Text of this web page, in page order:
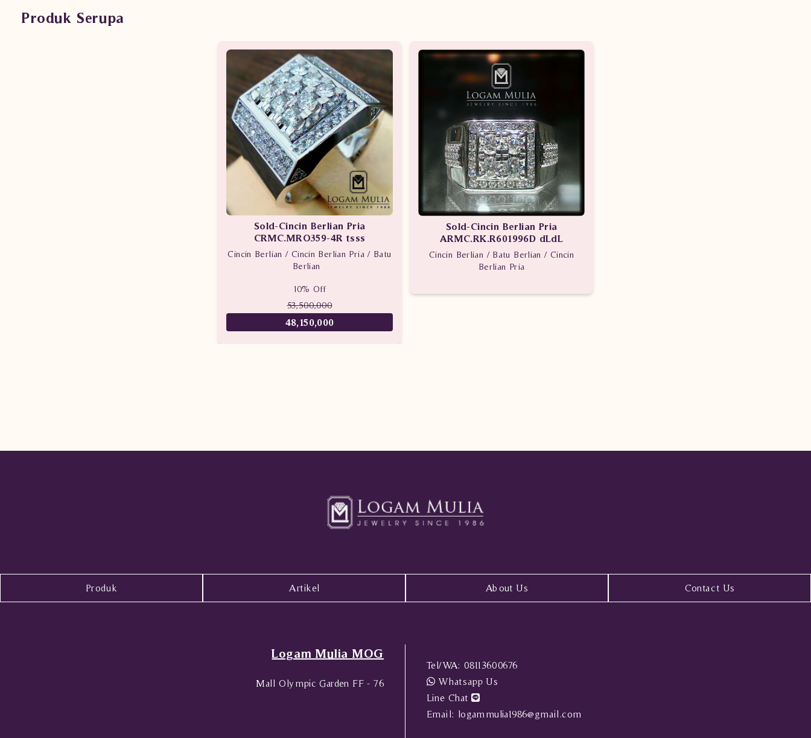
Produk Serupa
Sold-Cincin Berlian Pria
CRMC.MRO359-4R tsss
Cincin Berlian / Cincin Berlian Pria / Batu
Berlian
10% Off
53,500,000
48,150,000
Sold-Cincin Berlian Pria
ARMC.RK.R601996D dLdL
Cincin Berlian / Batu Berlian / Cincin
Berlian Pria
Produk Artikel About Us Contact Us
Logam Mulia MOG
Mall Olympic Garden FF - 76
Tel/WA: 08113600676
Whatsapp Us
Line Chat
Email: logammulia1986@gmail.com